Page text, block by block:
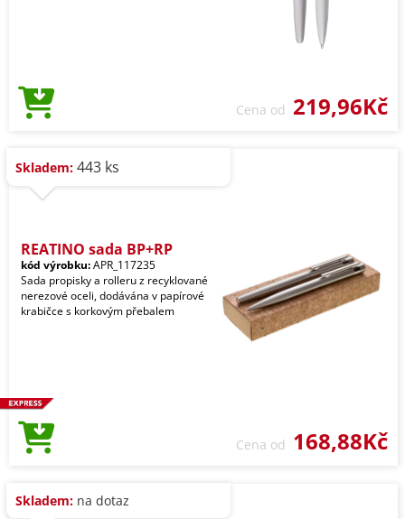
Cena od 219,96Kč
Skladem: 443 ks
REATINO sada BP+RP
kód výrobku:APR_117235
Sada propisky a rolleru z recyklované
nerezové oceli, dodávána v papírové
krabičce s korkovým přebalem
Cena od 168,88Kč
Skladem: na dotaz